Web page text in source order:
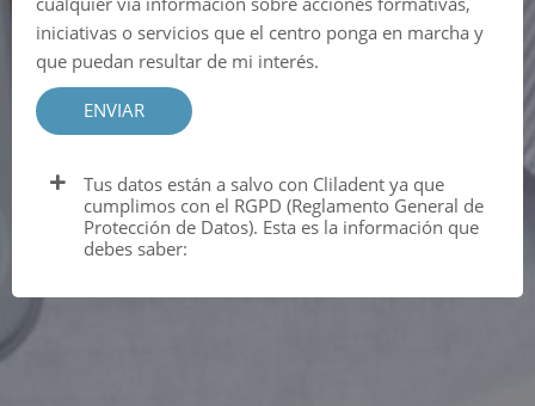
iniciativas o servicios que el centro ponga en marcha y
que puedan resultar de mi interés.
ENVIAR
Tus datos están a salvo con Cliladent ya que
cumplimos con el RGPD (Reglamento General de
Protección de Datos). Esta es la información que
debes saber: